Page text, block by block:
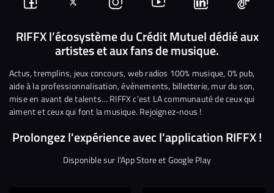
Suivez-
nous
Facebook
Suivez-
nous
sur
Twitter
Nous
rejoindre
sur
Instagram
Nous
rejoindre
sur
YouTube
Nous
rejoindre
sur
Linkedin
Nous
RIFFX l’écosystème du Crédit Mutuel dédié aux
artistes et aux fans de musique.
Actus, tremplins, jeux concours, web radios 100% musique, 0% pub,
aide à la professionnalisation, événements, billetterie, mur du son,
mise en avant de talents… RIFFX c’est LA communauté de ceux qui
aiment et ceux qui font la musique. Rejoignez-nous !
Prolongez l'expérience avec l'application RIFFX !
Disponible sur l'App Store et Google Play